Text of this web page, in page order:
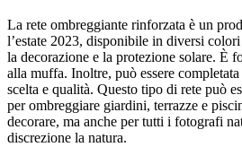
La rete ombreggiante rinforzata è un
l’estate 2023, disponibile in diversi
la decorazione e la protezione solare. È
alla muffa. Inoltre, può essere
scelta e qualità. Questo tipo di rete può
per ombreggiare giardini, terrazze e
decorare, ma anche per tutti i fotografi
discrezione la natura.